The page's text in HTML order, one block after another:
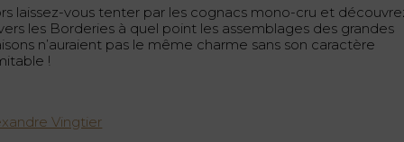
laissez-vous tenter par les cognacs mono-cru et
les Borderies à quel point les assemblages des grandes
n’auraient pas le même charme sans son caractère
!
Vingtier